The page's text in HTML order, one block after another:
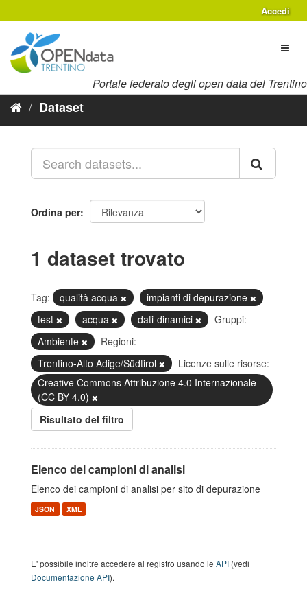
al
contenuto
Accedi
Portale federato degli open data del Trentino
Dataset
Ordina per
1 dataset trovato
Tag: qualità acqua
impianti di depurazione
test
acqua dati-dinamici
Gruppi:
Ambiente
Regioni:
Trentino-Alto Adige/Südtirol
Licenze sulle risorse:
Creative Commons Attribuzione 4.0 Internazionale
(CC BY 4.0)
Risultato del filtro
Elenco dei campioni di analisi
Elenco dei campioni di analisi per sito di depurazione
JSON XML
E' possibile inoltre accedere al registro usando le API (vedi
Documentazione API).